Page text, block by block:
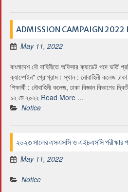
ADMISSION CAMPAIGN 2022
May 11, 2022
বাংলাদেশ নৌ বাহিনীতে অফিসার ক্যাডেট পদে ভর্তি
ক্যাম্পেইন" প্রোগ্রাম। স্থান : নৌবাহিনী কলেজ
শিক্ষার্থী : নৌবাহিনী কলেজ, ঢাকা বিজ্ঞান বিভাগের
১২ মে ২০২২ Read More ...
Notice
২০২৩ সালের এসএসসি ও এইচএসসি পরীক্ষার
May 11, 2022
Notice